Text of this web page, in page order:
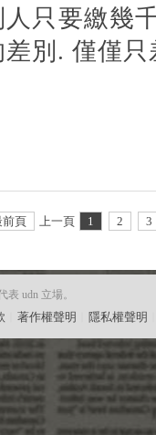
人只要繳幾
差別. 僅僅只
前頁 上一頁 1 2 3
udn 立場。
著作權聲明 隱私權聲明